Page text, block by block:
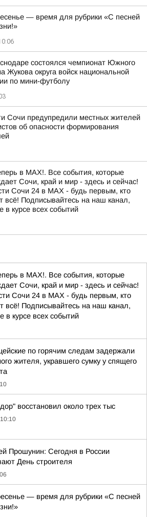
— время для рубрики «С песней
состоялся чемпионат Южного
Жукова округа войск национальной
по мини-футболу
Сочи предупредили местных жителей
об опасности формирования
в MAX!. Все события, которые
Сочи, край и мир - здесь и сейчас!
Сочи 24 в MAX - будь первым, кто
всё! Подписывайтесь на наш канал,
в курсе всех событий
в MAX!. Все события, которые
Сочи, край и мир - здесь и сейчас!
Сочи 24 в MAX - будь первым, кто
всё! Подписывайтесь на наш канал,
в курсе всех событий
по горячим следам задержали
жителя, укравшего сумку у спящего
восстановил около трех тыс
10:10
Прошунин: Сегодня в России
День строителя
— время для рубрики «С песней